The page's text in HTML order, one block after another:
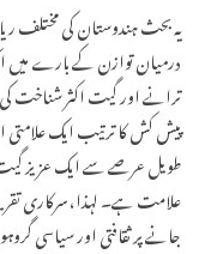
یہ بحث ہندوستان کی مختلف
درمیان توازن کے بارے میں
ترانے اور گیت اکثر شناخت
پیش کش کا ترتیب ایک علامتی
طویل عرصے سے ایک عزیز گیت
علامت ہے۔ لہذا، سرکاری
جانے پر ثقافتی اور سیاسی